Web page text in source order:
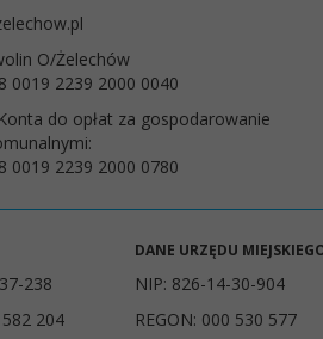
O/Żelechów
0019 2239 2000 0040
do opłat za gospodarowanie
0019 2239 2000 0780
238
582 204
DANE URZĘDU
NIP: 826-14-30-904
REGON: 000 530 577